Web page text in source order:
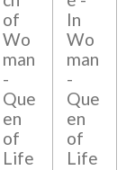
of
Wo
man
-
Que
en
of
Life
In
Wo
man
-
Que
en
of
Life